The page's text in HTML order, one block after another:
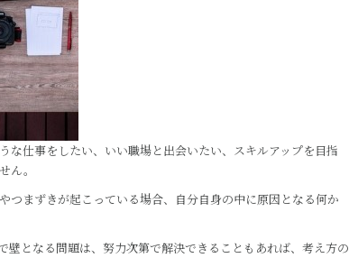
な仕事をしたい、いい職場と出会いたい、スキルアップを目指
ん。
つまずきが起こっている場合、自分自身の中に原因となる何か
となる問題は、努力次第で解決できることもあれば、考え方の